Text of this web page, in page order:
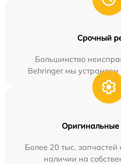
Срочный
Большинство
Behringer мы устраняем
Оригинальные
Более 20 тыс. запчастей
наличии на